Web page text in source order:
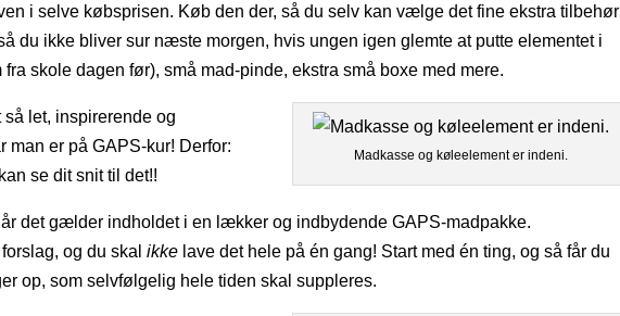
i selve købsprisen. Køb den der, så du selv kan vælge det fine ekstra tilbehør
du ikke bliver sur næste morgen, hvis ungen igen glemte at putte elementet i
skole dagen før), små mad-pinde, ekstra små boxe med mere.
Madkasse og køleelement er indeni.
let, inspirerende og
er på GAPS-kur! Derfor:
se dit snit til det!!
det gælder indholdet i en lækker og indbydende GAPS-madpakke.
og du skal ikke lave det hele på én gang! Start med én ting, og så får du
op, som selvfølgelig hele tiden skal suppleres.